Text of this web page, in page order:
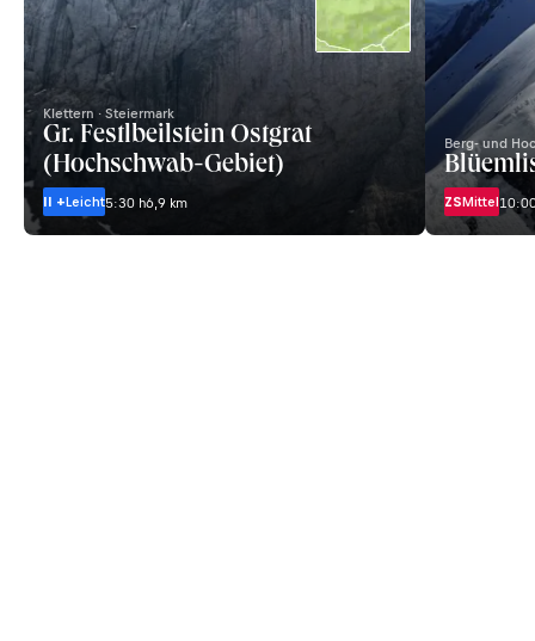
Klettern · Steiermark
Gr. Festlbeilstein Ostgrat
(Hochschwab-Gebiet)
II +Leicht5:30 h6,9 km
Berg- und
ZSMittel